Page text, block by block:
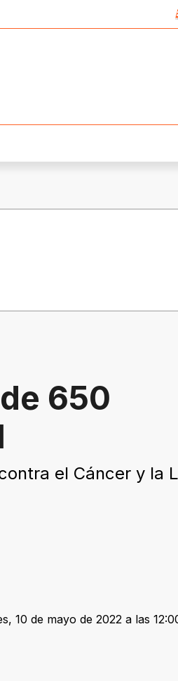
650
el Cáncer y la
10 de mayo de 2022 a las